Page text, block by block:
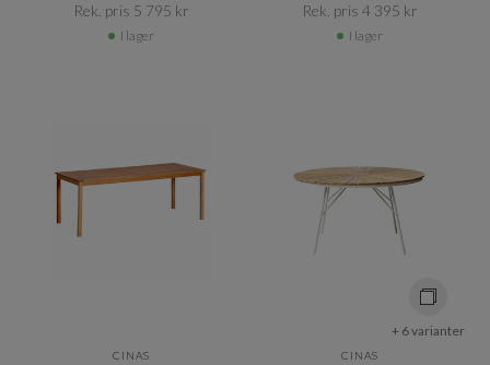
Rek. pris 5 795 kr​​
I lager
Rek. pris 4 395 kr​​
I lager
CINAS
+ 6 varianter
CINAS